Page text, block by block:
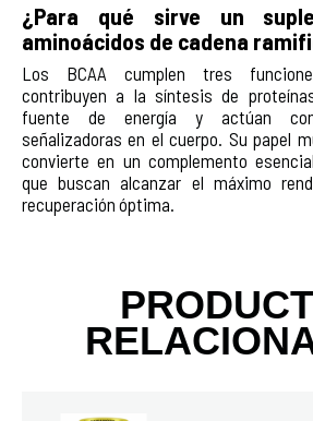
¿Para qué sirve un
aminoácidos de cadena
Los BCAA cumplen tres
contribuyen a la síntesis de
fuente de energía y actúan
señalizadoras en el cuerpo. Su papel
convierte en un complemento
que buscan alcanzar el máximo
recuperación óptima.